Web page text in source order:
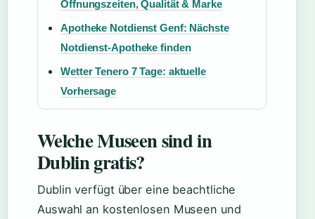
Öffnungszeiten, Qualität & Marke
Apotheke Notdienst Genf: Nächste
Notdienst-Apotheke finden
Wetter Tenero 7 Tage: aktuelle
Vorhersage
Welche Museen sind in
Dublin gratis?
Dublin verfügt über eine beachtliche
Auswahl an kostenlosen Museen und